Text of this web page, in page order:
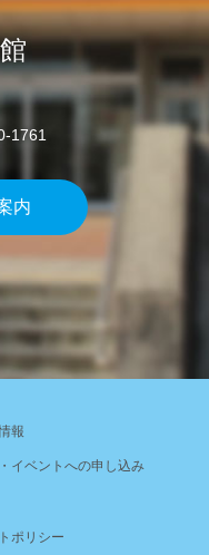
1761
内
報
イベントへの申し込み
ポリシー